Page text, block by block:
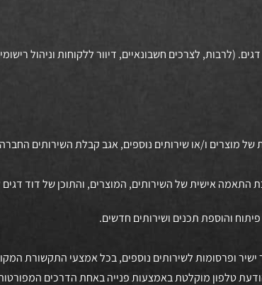
ישיר ופרסומות לשירותים נוספים, בכל אמצעי התקשורת